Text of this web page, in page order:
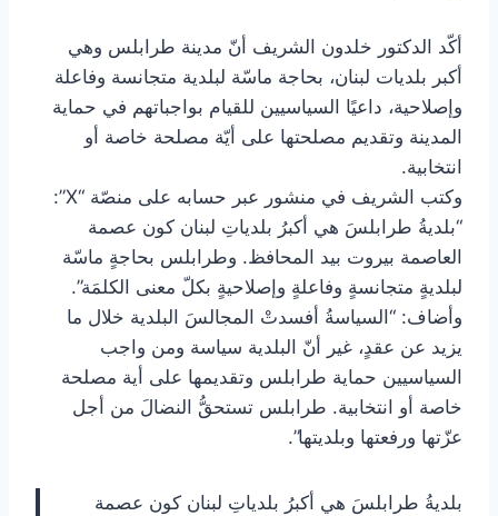
أكّد الدكتور خلدون الشريف أنّ مدينة طرابلس وهي
أكبر بلديات لبنان، بحاجة ماسّة لبلدية متجانسة وفاعلة
وإصلاحية، داعيًا السياسيين للقيام بواجباتهم في حماية
المدينة وتقديم مصلحتها على أيّة مصلحة خاصة أو
انتخابية.
وكتب الشريف في منشور عبر حسابه على منصّة “X”:
“بلديةُ طرابلسَ هي أكبرُ بلدياتِ لبنان كون عصمة
العاصمة بيروت بيد المحافظ. وطرابلس بحاجةٍ ماسّة
لبلديةٍ متجانسةٍ وفاعلةٍ وإصلاحيةٍ بكلّ معنى الكلمَة”.
وأضاف: “السياسةُ أفسدتْ المجالسَ البلدية خلال ما
يزيد عن عقدٍ، غير أنّ البلدية سياسة ومن واجب
السياسيين حماية طرابلس وتقديمها على أية مصلحة
خاصة أو انتخابية. طرابلس تستحقُّ النضالَ من أجل
عزّتها ورفعتها وبلديتها”.
بلديةُ طرابلسَ هي أكبرُ بلدياتِ لبنان كون عصمة